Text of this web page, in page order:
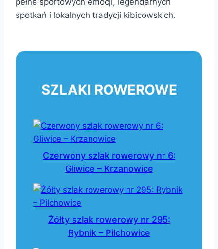
spotkań i lokalnych tradycji kibicowskich.
SZLAKI ROWEROWE
Czerwony szlak rowerowy nr 6:
Gliwice – Krzanowice
Żółty szlak rowerowy nr 295:
Rybnik – Pilchowice